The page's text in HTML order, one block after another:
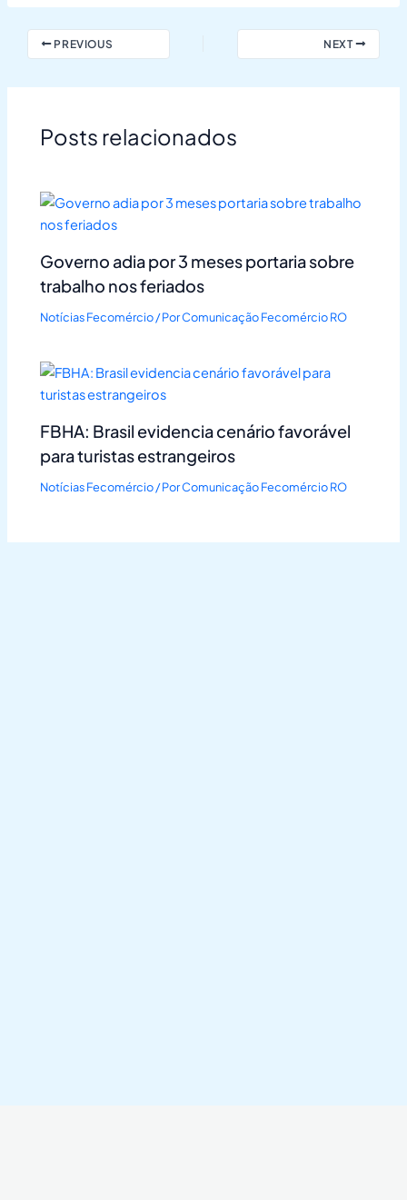
PREVIOUS NEXT
Posts relacionados
Governo adia por 3 meses portaria sobre
trabalho nos feriados
Notícias Fecomércio/ PorComunicação Fecomércio RO
FBHA: Brasil evidencia cenário favorável
para turistas estrangeiros
Notícias Fecomércio/ PorComunicação Fecomércio RO